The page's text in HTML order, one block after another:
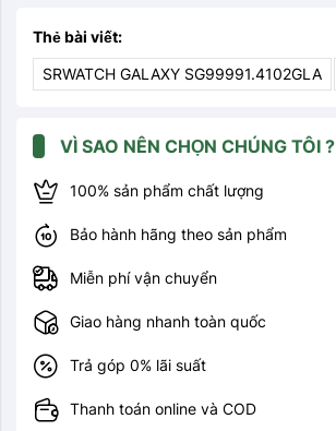
Thẻ bài viết:
SRWATCH GALAXY SG99991.4102GLA
VÌ SAO NÊN CHỌN CHÚNG TÔI ?
100% sản phẩm chất lượng
Bảo hành hãng theo sản phẩm
Miễn phí vận chuyển
Giao hàng nhanh toàn quốc
Trả góp 0% lãi suất
Thanh toán online và COD